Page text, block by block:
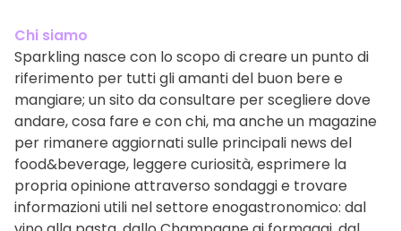
Chi siamo
Sparkling nasce con lo scopo di creare un punto di
riferimento per tutti gli amanti del buon bere e
mangiare; un sito da consultare per scegliere dove
andare, cosa fare e con chi, ma anche un magazine
per rimanere aggiornati sulle principali news del
food&beverage, leggere curiosità, esprimere la
propria opinione attraverso sondaggi e trovare
informazioni utili nel settore enogastronomico: dal